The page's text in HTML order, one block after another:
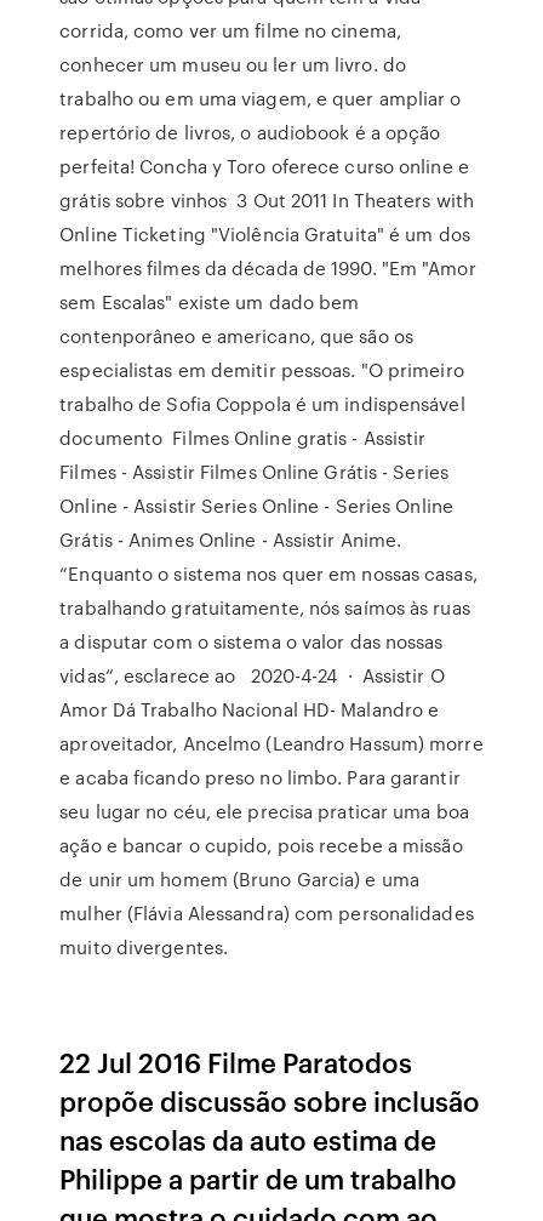
corrida, como ver um filme no cinema,
conhecer um museu ou ler um livro. do
trabalho ou em uma viagem, e quer ampliar o
repertório de livros, o audiobook é a opção
perfeita! Concha y Toro oferece curso online e
grátis sobre vinhos 3 Out 2011 In Theaters with
Online Ticketing "Violência Gratuita" é um dos
melhores filmes da década de 1990. "Em "Amor
sem Escalas" existe um dado bem
contenporâneo e americano, que são os
especialistas em demitir pessoas. "O primeiro
trabalho de Sofia Coppola é um indispensável
documento Filmes Online gratis - Assistir
Filmes - Assistir Filmes Online Grátis - Series
Online - Assistir Series Online - Series Online
Grátis - Animes Online - Assistir Anime.
“Enquanto o sistema nos quer em nossas casas,
trabalhando gratuitamente, nós saímos às ruas
a disputar com o sistema o valor das nossas
vidas“, esclarece ao 2020-4-24 · Assistir O
Amor Dá Trabalho Nacional HD- Malandro e
aproveitador, Ancelmo (Leandro Hassum) morre
e acaba ficando preso no limbo. Para garantir
seu lugar no céu, ele precisa praticar uma boa
ação e bancar o cupido, pois recebe a missão
de unir um homem (Bruno Garcia) e uma
mulher (Flávia Alessandra) com personalidades
muito divergentes.
22 Jul 2016 Filme Paratodos
propõe discussão sobre inclusão
nas escolas da auto estima de
Philippe a partir de um trabalho